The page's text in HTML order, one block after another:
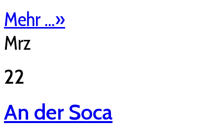
Mehr ...»
Mrz
22
An der Soca